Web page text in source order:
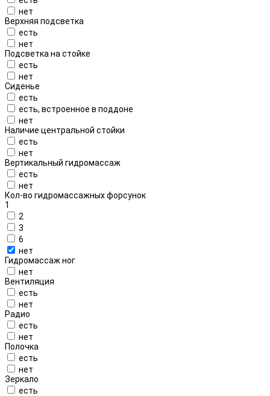
нет
Верхняя подсветка
есть
нет
Подсветка на стойке
есть
нет
Сиденье
есть
есть, встроенное в поддоне
нет
Наличие центральной стойки
есть
нет
Вертикальный гидромассаж
есть
нет
Кол-во гидромассажных форсунок
1
2
3
6
нет
Гидромассаж ног
нет
Вентиляция
есть
нет
Радио
есть
нет
Полочка
есть
нет
Зеркало
есть